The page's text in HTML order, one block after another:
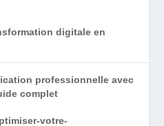
professionnelle avec
complet